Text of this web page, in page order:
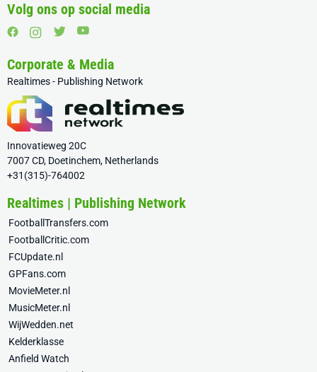
Volg ons op social media
Corporate & Media
Realtimes - Publishing Network
Innovatieweg 20C
7007 CD, Doetinchem, Netherlands
+31(315)-764002
Realtimes | Publishing Network
FootballTransfers.com
FootballCritic.com
FCUpdate.nl
GPFans.com
MovieMeter.nl
MusicMeter.nl
WijWedden.net
Kelderklasse
Anfield Watch